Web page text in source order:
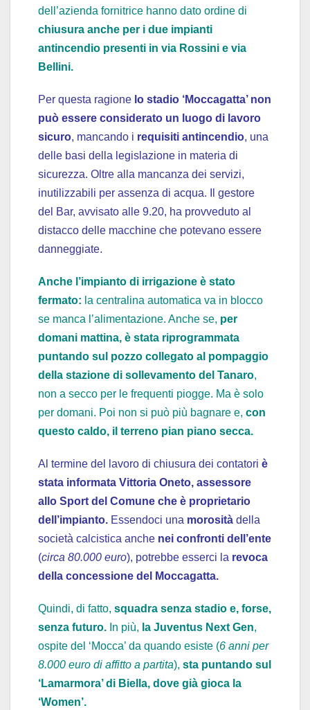
dell’azienda fornitrice hanno dato ordine di
chiusura anche per i due impianti
antincendio presenti in via Rossini e via
Bellini.
Per questa ragione lo stadio ‘Moccagatta’ non
può essere considerato un luogo di lavoro
sicuro, mancando i requisiti antincendio, una
delle basi della legislazione in materia di
sicurezza. Oltre alla mancanza dei servizi,
inutilizzabili per assenza di acqua. Il gestore
del Bar, avvisato alle 9.20, ha provveduto al
distacco delle macchine che potevano essere
danneggiate.
Anche l’impianto di irrigazione è stato
fermato: la centralina automatica va in blocco
se manca l’alimentazione. Anche se, per
domani mattina, è stata riprogrammata
puntando sul pozzo collegato al pompaggio
della stazione di sollevamento del Tanaro,
non a secco per le frequenti piogge. Ma è solo
per domani. Poi non si può più bagnare e, con
questo caldo, il terreno pian piano secca.
Al termine del lavoro di chiusura dei contatori è
stata informata Vittoria Oneto, assessore
allo Sport del Comune che è proprietario
dell’impianto. Essendoci una morosità della
società calcistica anche nei confronti dell’ente
(circa 80.000 euro), potrebbe esserci la revoca
della concessione del Moccagatta.
Quindi, di fatto, squadra senza stadio e, forse,
senza futuro. In più, la Juventus Next Gen,
ospite del ‘Mocca’ da quando esiste (6 anni per
8.000 euro di affitto a partita), sta puntando sul
‘Lamarmora’ di Biella, dove già gioca la
‘Women’.